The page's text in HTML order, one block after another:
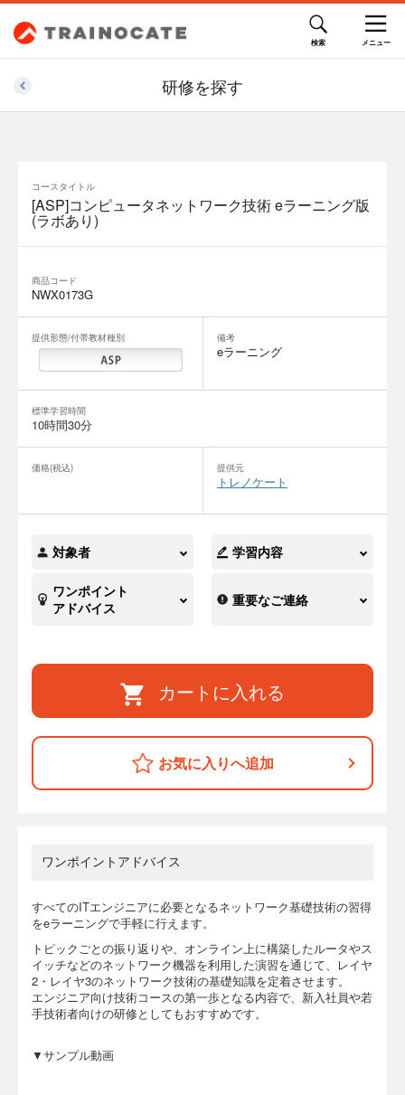
研修を探す
コースタイトル
[ASP]コンピュータネットワーク技術 eラーニング版
(ラボあり)
商品コード
NWX0173G
提供形態/付帯教材種別 備考
eラーニング
標準学習時間
10時間30分
価格(税込)
66,000円(税込)
提供元
トレノケート
対象者 学習内容
ワンポイント
アドバイス
重要なご連絡
カートに入れる
お気に入りへ追加
ワンポイントアドバイス
すべてのITエンジニアに必要となるネットワーク基礎技術の習得
をeラーニングで手軽に行えます。
トピックごとの振り返りや、オンライン上に構築したルータやス
イッチなどのネットワーク機器を利用した演習を通じて、レイヤ
2・レイヤ3のネットワーク技術の基礎知識を定着させます。
エンジニア向け技術コースの第一歩となる内容で、新入社員や若
手技術者向けの研修としてもおすすめです。
▼サンプル動画